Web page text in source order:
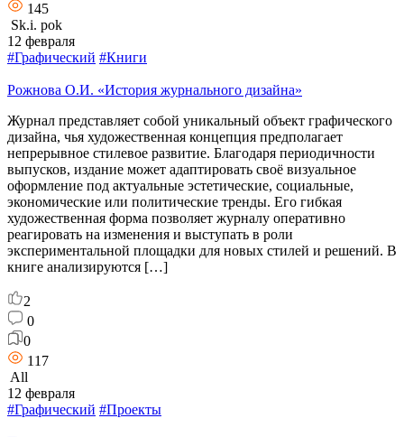
145
Sk.i. pok
12 февраля
#Графический #Книги
Рожнова О.И. «История журнального дизайна»
Журнал представляет собой уникальный объект графического
дизайна, чья художественная концепция предполагает
непрерывное стилевое развитие. Благодаря периодичности
выпусков, издание может адаптировать своё визуальное
оформление под актуальные эстетические, социальные,
экономические или политические тренды. Его гибкая
художественная форма позволяет журналу оперативно
реагировать на изменения и выступать в роли
экспериментальной площадки для новых стилей и решений. В
книге анализируются […]
2
0
0
117
All
12 февраля
#Графический #Проекты